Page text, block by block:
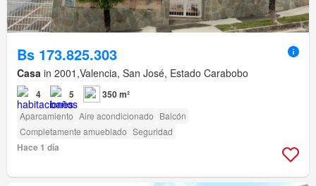
Bs 173.825.303
Casa in 2001,Valencia, San José, Estado Carabobo
4 5 350 m²
Aparcamiento Aire acondicionado Balcón
Completamente amueblado Seguridad
Hace 1 día